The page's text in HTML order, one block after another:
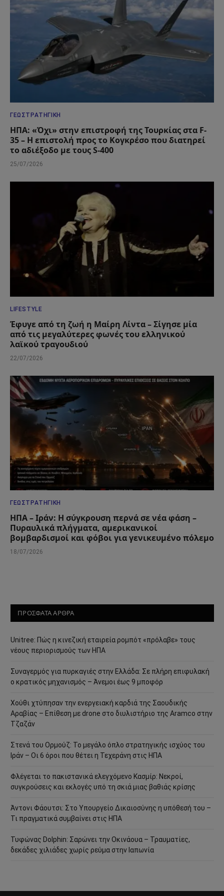
ΓΕΩΣΤΡΑΤΗΓΙΚΉ
ΗΠΑ: «Όχι» στην επιστροφή της Τουρκίας στα F-
35 – Η επιστολή προς το Κογκρέσο που διατηρεί
το αδιέξοδο με τους S-400
25/07/2026
LIFESTYLE
Έφυγε από τη ζωή η Μαίρη Λίντα – Σίγησε μία
από τις μεγαλύτερες φωνές του ελληνικού
λαϊκού τραγουδιού
22/07/2026
ΓΕΩΣΤΡΑΤΗΓΙΚΉ
ΗΠΑ – Ιράν: Η σύγκρουση περνά σε νέα φάση –
Πυραυλικά πλήγματα, αμερικανικοί
βομβαρδισμοί και φόβοι για γενικευμένο πόλεμο
18/07/2026
ΠΡΟΣΦΑΤΑ ΑΡΘΡΑ
Unitree: Πώς η κινεζική εταιρεία ρομπότ «πρόλαβε» τους
νέους περιορισμούς των ΗΠΑ
Συναγερμός για πυρκαγιές στην Ελλάδα: Σε πλήρη επιφυλακή
ο κρατικός μηχανισμός – Άνεμοι έως 9 μποφόρ
Χούθι χτύπησαν την ενεργειακή καρδιά της Σαουδικής
Αραβίας – Επίθεση με drone στο διυλιστήριο της Aramco στην
Τζαζάν
Στενά του Ορμούζ: Το μεγάλο όπλο στρατηγικής ισχύος του
Ιράν – Οι 6 όροι που θέτει η Τεχεράνη στις ΗΠΑ
Φλέγεται το πακιστανικά ελεγχόμενο Κασμίρ: Νεκροί,
συγκρούσεις και εκλογές υπό τη σκιά μιας βαθιάς κρίσης
Άντονι Φάουτσι: Στο Υπουργείο Δικαιοσύνης η υπόθεσή του –
Τι πραγματικά συμβαίνει στις ΗΠΑ
Τυφώνας Dolphin: Σαρώνει την Οκινάουα – Τραυματίες,
δεκάδες χιλιάδες χωρίς ρεύμα στην Ιαπωνία